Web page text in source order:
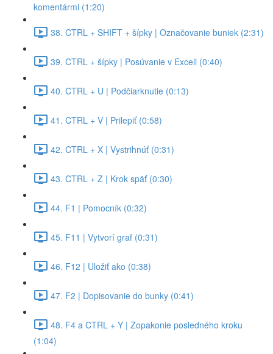
komentármi (1:20)
38. CTRL + SHIFT + šípky | Označovanie buniek (2:31)
39. CTRL + šípky | Posúvanie v Exceli (0:40)
40. CTRL + U | Podčiarknutie (0:13)
41. CTRL + V | Prilepiť (0:58)
42. CTRL + X | Vystrihnúť (0:31)
43. CTRL + Z | Krok späť (0:30)
44. F1 | Pomocník (0:32)
45. F11 | Vytvorí graf (0:31)
46. F12 | Uložiť ako (0:38)
47. F2 | Dopisovanie do bunky (0:41)
48. F4 a CTRL + Y | Zopakonie posledného kroku
(1:04)